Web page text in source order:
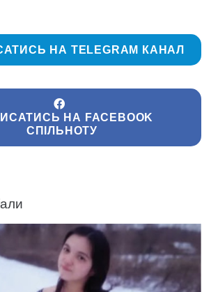
НА TELEGRAM КАНАЛ
НА FACEBOOK
СПІЛЬНОТУ